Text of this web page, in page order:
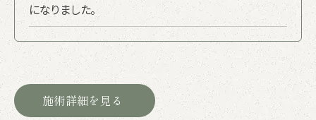
になりました。
施術詳細を見る